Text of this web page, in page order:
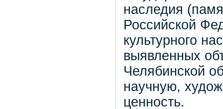
наследия
Российской
культурного
выявленных
Челябинской
научную,
ценность.